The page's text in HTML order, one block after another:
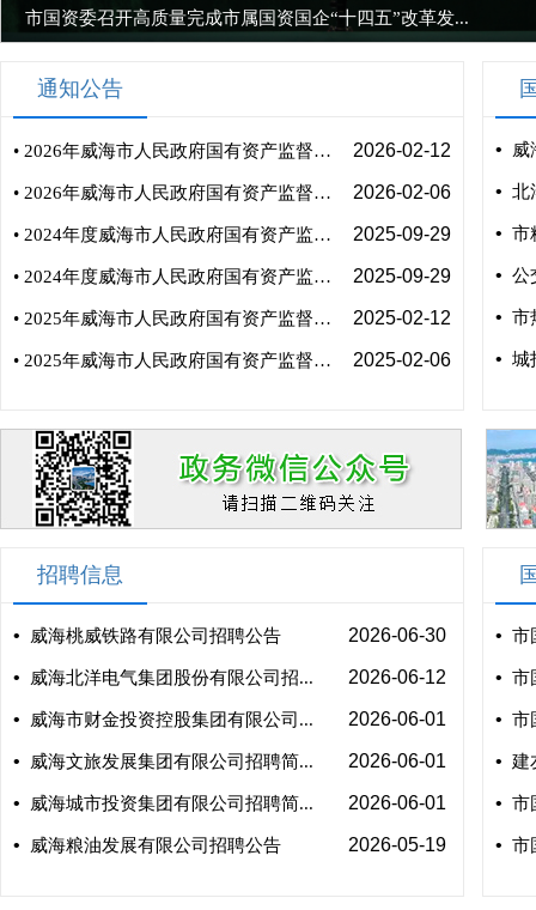
市国资委召开高质量完成市属国资国企“十四五”改革发...
通知公告
• 2026年威海市人民政府国有资产监督管理委员会所属单位预算 2026-02-12
• 2026年威海市人民政府国有资产监督管理委员会部门预算 2026-02-06
• 2024年度威海市人民政府国有资产监督管理委员会部门决算 2025-09-29
• 2024年度威海市人民政府国有资产监督管理委员会本级决算 2025-09-29
• 2025年威海市人民政府国有资产监督管理委员会所属单位预算 2025-02-12
• 2025年威海市人民政府国有资产监督管理委员会部门预算 2025-02-06
• 威
• 北
• 市
• 公
• 市
• 城
招聘信息
• 威海桃威铁路有限公司招聘公告 2026-06-30
• 威海北洋电气集团股份有限公司招... 2026-06-12
• 威海市财金投资控股集团有限公司... 2026-06-01
• 威海文旅发展集团有限公司招聘简... 2026-06-01
• 威海城市投资集团有限公司招聘简... 2026-06-01
• 威海粮油发展有限公司招聘公告 2026-05-19
• 市
• 市
• 市
• 建
• 市
• 市